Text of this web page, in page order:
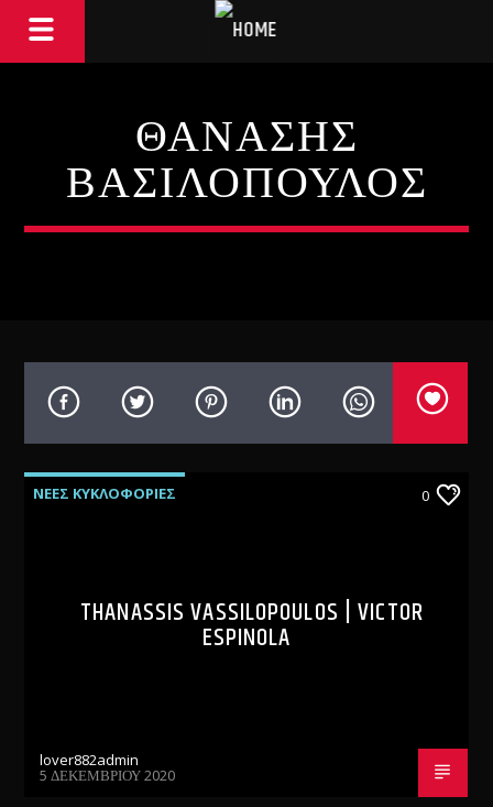
ΘΑΝΑΣΗΣ
ΒΑΣΙΛΟΠΟΥΛΟΣ
ΝΕΕΣ ΚΥΚΛΟΦΟΡΙΕΣ 0
THANASSIS VASSILOPOULOS | VICTOR
ESPINOLA
lover882admin
5 ΔΕΚΕΜΒΡΊΟΥ 2020